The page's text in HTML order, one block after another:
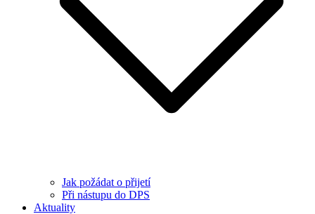
Jak požádat o přijetí
Při nástupu do DPS
Aktuality